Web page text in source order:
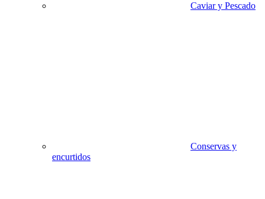
Caviar y Pescado
Conservas y
encurtidos